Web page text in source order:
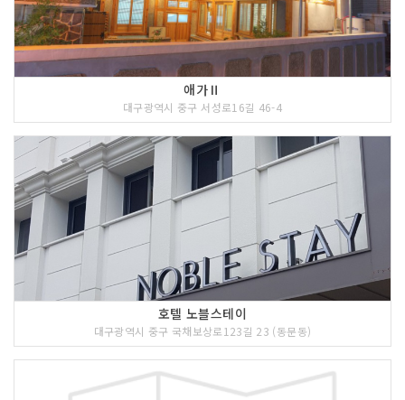
애가Ⅱ
대구광역시 중구 서성로16길 46-4
호텔 노블스테이
대구광역시 중구 국채보상로123길 23 (동문동)